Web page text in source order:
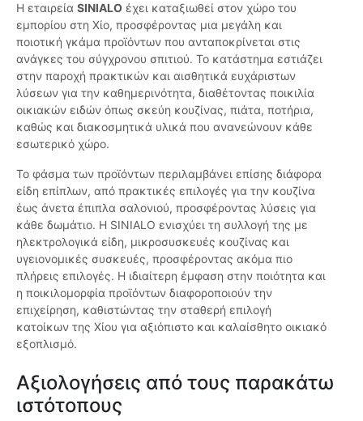
Η εταιρεία SINIALO έχει καταξιωθεί στον χώρο του
εμπορίου στη Χίο, προσφέροντας μια μεγάλη και
ποιοτική γκάμα προϊόντων που ανταποκρίνεται στις
ανάγκες του σύγχρονου σπιτιού. Το κατάστημα εστιάζει
στην παροχή πρακτικών και αισθητικά ευχάριστων
λύσεων για την καθημερινότητα, διαθέτοντας ποικιλία
οικιακών ειδών όπως σκεύη κουζίνας, πιάτα, ποτήρια,
καθώς και διακοσμητικά υλικά που ανανεώνουν κάθε
εσωτερικό χώρο.
Το φάσμα των προϊόντων περιλαμβάνει επίσης διάφορα
είδη επίπλων, από πρακτικές επιλογές για την κουζίνα
έως άνετα έπιπλα σαλονιού, προσφέροντας λύσεις για
κάθε δωμάτιο. Η SINIALO ενισχύει τη συλλογή της με
ηλεκτρολογικά είδη, μικροσυσκευές κουζίνας και
υγειονομικές συσκευές, προσφέροντας ακόμα πιο
πλήρεις επιλογές. Η ιδιαίτερη έμφαση στην ποιότητα και
η ποικιλομορφία προϊόντων διαφοροποιούν την
επιχείρηση, καθιστώντας την σταθερή επιλογή
κατοίκων της Χίου για αξιόπιστο και καλαίσθητο οικιακό
εξοπλισμό.
Αξιολογήσεις από τους παρακάτω
ιστότοπους